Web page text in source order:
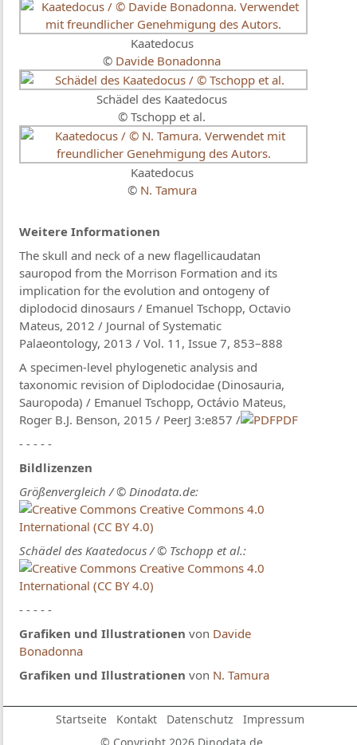
Kaatedocus
© Davide Bonadonna
Schädel des Kaatedocus
© Tschopp et al.
Kaatedocus
© N. Tamura
Weitere Informationen
The skull and neck of a new flagellicaudatan
sauropod from the Morrison Formation and its
implication for the evolution and ontogeny of
diplodocid dinosaurs / Emanuel Tschopp, Octavio
Mateus, 2012 / Journal of Systematic
Palaeontology, 2013 / Vol. 11, Issue 7, 853–888
A specimen-level phylogenetic analysis and
taxonomic revision of Diplodocidae (Dinosauria,
Sauropoda) / Emanuel Tschopp​, Octávio Mateus,
Roger B.J. Benson, 2015 / PeerJ 3:e857 /
PDF
- - - - -
Bildlizenzen
Größenvergleich / © Dinodata.de:
Creative Commons 4.0
International (CC BY 4.0)
Schädel des Kaatedocus / © Tschopp et al.:
Creative Commons 4.0
International (CC BY 4.0)
- - - - -
Grafiken und Illustrationen von Davide
Bonadonna
Grafiken und Illustrationen von N. Tamura
Startseite Kontakt Datenschutz
Impressum